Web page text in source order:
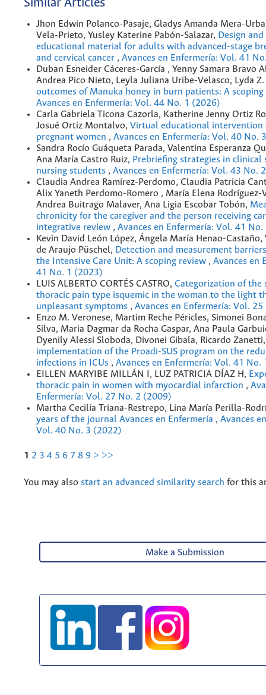
Similar Articles
Jhon Edwin Polanco-Pasaje, Gladys Amanda Mera-
Vela-Prieto, Yusley Katerine Pabón-Salazar, Design
educational material for adults with advanced-stage
and cervical cancer , Avances en Enfermería: Vol. 41
Duban Esneider Cáceres-García , Yenny Samara Bravo
Andrea Pico Nieto, Leyla Juliana Uribe-Velasco, Lyda
outcomes of Manuka honey in burn patients: A
Avances en Enfermería: Vol. 44 No. 1 (2026)
Carla Gabriela Ticona Cazorla, Katherine Jenny Ortiz
Josué Ortiz Montalvo, Virtual educational intervention
pregnant women , Avances en Enfermería: Vol. 40 No.
Sandra Rocío Guáqueta Parada, Valentina Esperanza
Ana María Castro Ruiz, Prebriefing strategies in
nursing students , Avances en Enfermería: Vol. 43 No.
Claudia Andrea Ramírez-Perdomo, Claudia Patricia
Alix Yaneth Perdomo-Romero , María Elena Rodríguez-
Andrea Buitrago Malaver, Ana Ligia Escobar Tobón,
chronicity for the caregiver and the person receiving
integrative review , Avances en Enfermería: Vol. 41
Kevin David León López, Ángela María Henao-
de Araujo Püschel, Detection and measurement
the Intensive Care Unit: A scoping review , Avances en
41 No. 1 (2023)
LUIS ALBERTO CORTÉS CASTRO, Categorization of the
thoracic pain type isquemic in the woman to the light
unpleasant symptoms , Avances en Enfermería: Vol.
Enzo M. Veronese, Martim Reche Péricles, Simonei
Silva, Maria Dagmar da Rocha Gaspar, Ana Paula
Dyenily Alessi Sloboda, Divonei Gibala, Ricardo
implementation of the Proadi-SUS program on the
infections in ICUs , Avances en Enfermería: Vol. 41 No.
EILLEN MARYIBE MILLÁN I, LUZ PATRICIA DÍAZ H,
thoracic pain in women with myocardial infarction ,
Enfermería: Vol. 27 No. 2 (2009)
Martha Cecilia Triana-Restrepo, Lina María Perilla-
years of the journal Avances en Enfermería , Avances
Vol. 40 No. 3 (2022)
1 2 3 4 5 6 7 8 9 > >>
You may also start an advanced similarity search for this
Make a Submission